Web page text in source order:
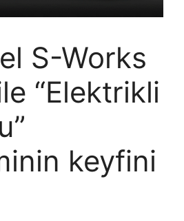
S-Works
“Elektrikli
keyfini